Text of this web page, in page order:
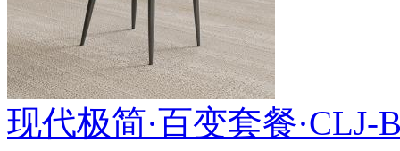
现代极简·百变套餐·CLJ-